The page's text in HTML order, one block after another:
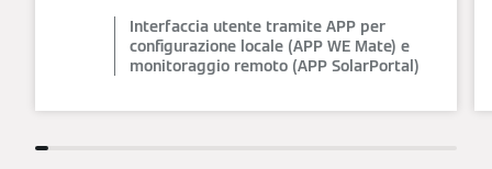
Interfaccia utente tramite APP per
configurazione locale (APP WE Mate) e
monitoraggio remoto (APP SolarPortal)